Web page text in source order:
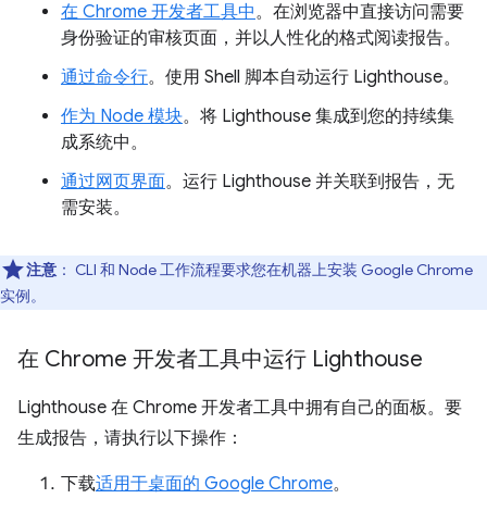
在 Chrome 开发者工具中。在浏览器中直接访问需要
身份验证的审核页面，并以人性化的格式阅读报告。
通过命令行。使用 Shell 脚本自动运行 Lighthouse。
作为 Node 模块。将 Lighthouse 集成到您的持续集
成系统中。
通过网页界面。运行 Lighthouse 并关联到报告，无
需安装。
注意 ： CLI 和 Node 工作流程要求您在机器上安装 Google Chrome
实例。
在 Chrome 开发者工具中运行 Lighthouse
Lighthouse 在 Chrome 开发者工具中拥有自己的面板。要
生成报告，请执行以下操作：
下载适用于桌面的 Google Chrome。